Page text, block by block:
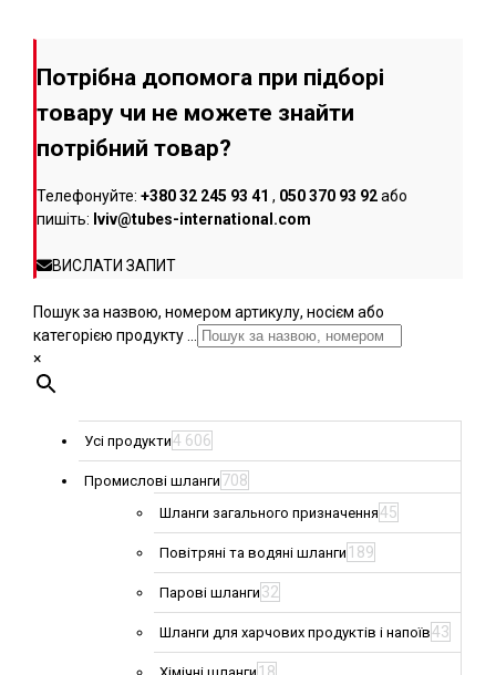
Потрібна допомога при підборі
товару чи не можете знайти
потрібний товар?
Телефонуйте: +380 32 245 93 41 , 050 370 93 92або
пишіть: lviv@tubes-international.com
ВИСЛАТИ ЗАПИТ
Пошук за назвою, номером артикулу, носієм або
категорією продукту ...
×
Усі продукти4 606
Промислові шланги 708
Шланги загального призначення45
Повітряні та водяні шланги 189
Парові шланги 32
Шланги для харчових продуктів і напоїв43